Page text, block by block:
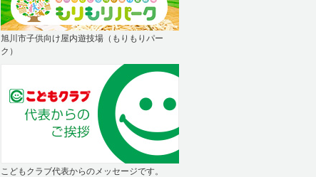
旭川市子供向け屋内遊技場（もりもりパー
ク）
こどもクラブ代表からのメッセージです。